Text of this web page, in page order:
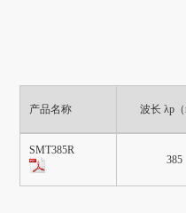
产品名称 波长 λp（
SMT385R
385